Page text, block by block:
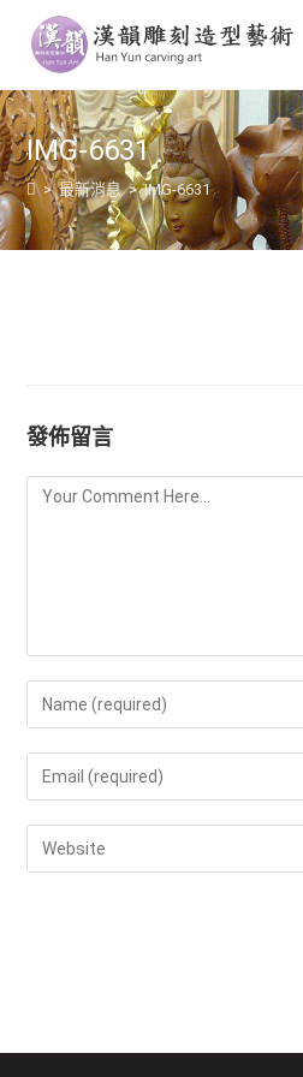
IMG-6631
> 最新消息 > IMG-6631
發佈留言